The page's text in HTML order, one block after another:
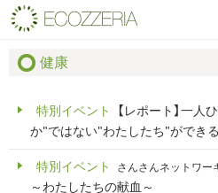
健康
特別イベント
【レポート】一
か"ではない"わたしたち"ができ
特別イベント さんさんネットワー
～わたしたちの献血～